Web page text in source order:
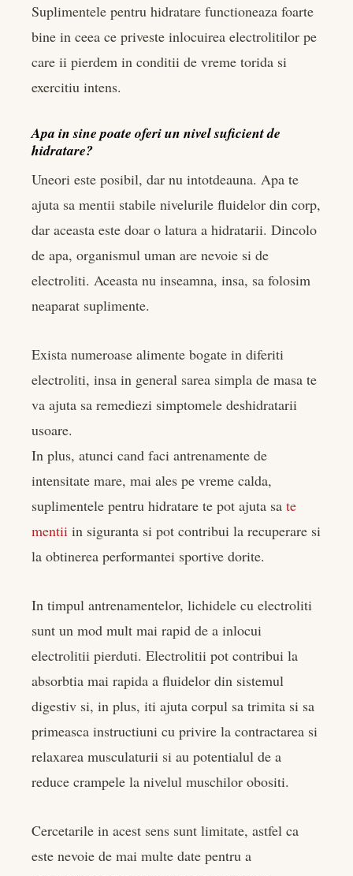
Suplimentele pentru hidratare functioneaza foarte
bine in ceea ce priveste inlocuirea electrolitilor pe
care ii pierdem in conditii de vreme torida si
exercitiu intens.
Apa in sine poate oferi un nivel suficient de
hidratare?
Uneori este posibil, dar nu intotdeauna. Apa te
ajuta sa mentii stabile nivelurile fluidelor din corp,
dar aceasta este doar o latura a hidratarii. Dincolo
de apa, organismul uman are nevoie si de
electroliti. Aceasta nu inseamna, insa, sa folosim
neaparat suplimente.
Exista numeroase alimente bogate in diferiti
electroliti, insa in general sarea simpla de masa te
va ajuta sa remediezi simptomele deshidratarii
usoare.
In plus, atunci cand faci antrenamente de
intensitate mare, mai ales pe vreme calda,
suplimentele pentru hidratare te pot ajuta sa te
mentii in siguranta si pot contribui la recuperare si
la obtinerea performantei sportive dorite.
In timpul antrenamentelor, lichidele cu electroliti
sunt un mod mult mai rapid de a inlocui
electrolitii pierduti. Electrolitii pot contribui la
absorbtia mai rapida a fluidelor din sistemul
digestiv si, in plus, iti ajuta corpul sa trimita si sa
primeasca instructiuni cu privire la contractarea si
relaxarea musculaturii si au potentialul de a
reduce crampele la nivelul muschilor obositi.
Cercetarile in acest sens sunt limitate, astfel ca
este nevoie de mai multe date pentru a